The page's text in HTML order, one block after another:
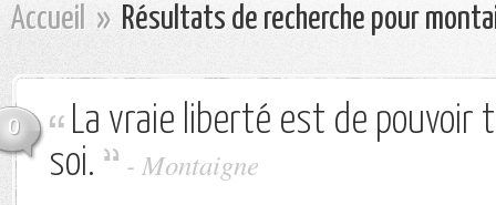
Accueil » Résultats de recherche pour
0
La vraie liberté est de pouvoir
soi.
- Montaigne